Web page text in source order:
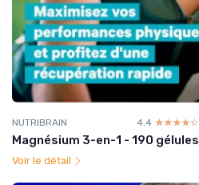
NUTRIBRAIN 4.4 ☆☆☆☆☆
★★★★★
Magnésium 3-en-1 - 190 gélules
Voir le détail